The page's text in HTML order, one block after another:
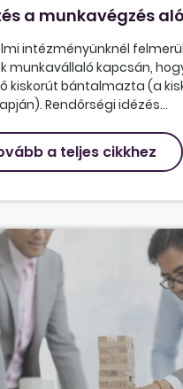
a munkavégzés
intézményünknél
munkavállaló kapcsán,
kiskorút bántalmazta (a
Rendőrségi idézés...
a teljes cikkhez